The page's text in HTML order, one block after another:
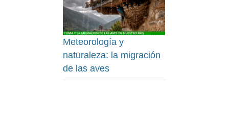
Meteorología y
naturaleza: la migración
de las aves